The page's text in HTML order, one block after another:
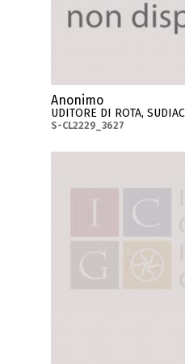
Anonimo
UDITORE DI ROTA,
S-CL2229_3627